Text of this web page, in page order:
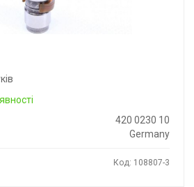
420 0230 10
Germany
Код: 108807-3